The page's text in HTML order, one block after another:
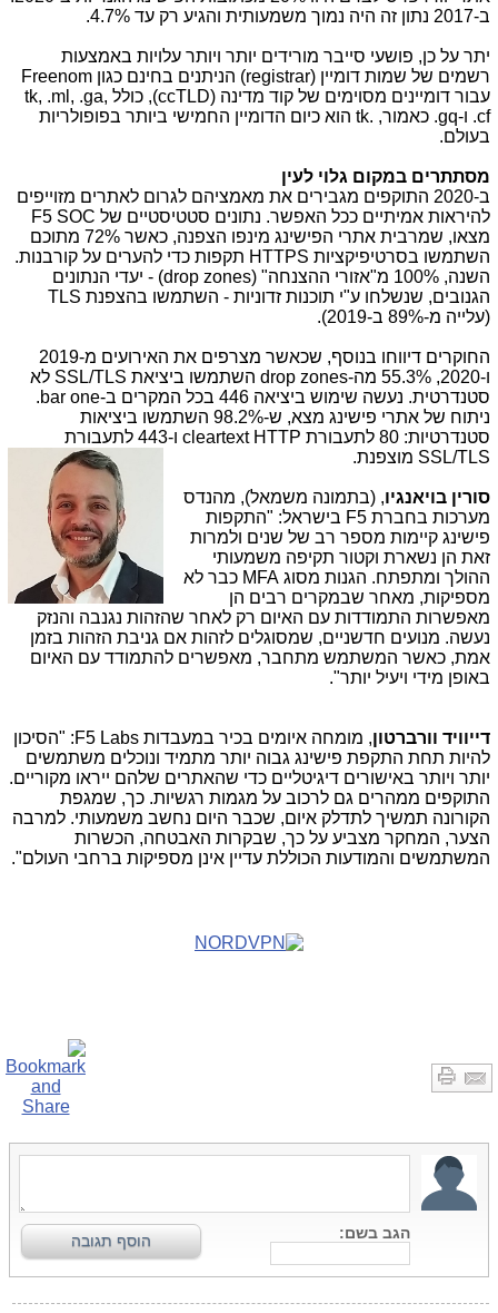
ב-2017 נתון זה היה נמוך משמעותית והגיע רק עד 4.7%.
יתר על כן, פושעי סייבר מורידים יותר ויותר עלויות באמצעות
רשמים של שמות דומיין (registrar) הניתנים בחינם כגון Freenom
עבור דומיינים מסוימים של קוד מדינה (ccTLD), כולל tk, .ml, .ga,
.cf ו-gq. כאמור, .tk הוא כיום הדומיין החמישי ביותר בפופולריות
בעולם.
מסתתרים במקום גלוי לעין
ב-
2020 התוקפים מגבירים את מאמציהם לגרום לאתרים מזוייפים
להיראות אמיתיים ככל האפשר. נתונים סטטיסטיים של F5 SOC
מצאו, שמרבית אתרי הפישינג מינפו הצפנה, כאשר 72% מתוכם
השתמשו בסרטיפיקציות HTTPS תקפות כדי להערים על קורבנות.
השנה, 100% מ"אזורי ההצנחה" (
drop zones) - יעדי הנתונים
הגנובים, שנשלחו ע"י תוכנות זדוניות - השתמשו בהצפנת TLS
(עלייה מ-89% ב-2019).
החוקרים דיווחו בנוסף, שכאשר מצרפים את האירועים מ-2019
ו-2020, 55.3% מה-
drop zones השתמשו ביציאת SSL/TLS לא
סטנדרטית. נעשה שימוש ביציאה 446 בכל המקרים ב-
bar one
.
ניתוח של אתרי פישינג מצא, ש-98.2% השתמשו ביציאות
סטנדרטיות: 80 לתעבורת
cleartext HTTP ו-443 לתעבורת
SSL/TLS מוצפנת.
סורין בויאנגיו, (בתמונה משמאל), מהנדס
מערכות בחברת F5 בישראל: "התקפות
פישינג קיימות מספר רב של שנים ולמרות
זאת הן נשארת וקטור תקיפה משמעותי
ההולך ומתפתח. הגנות מסוג MFA כבר לא
מספיקות, מאחר שבמקרים רבים הן
מאפשרות התמודדות עם האיום רק לאחר שהזהות נגנבה והנזק
נעשה. מנועים חדשניים, שמסוגלים לזהות אם גניבת הזהות בזמן
אמת, כאשר המשתמש מתחבר, מאפשרים להתמודד עם האיום
באופן מידי ויעיל יותר".
דייוויד וורברטון, מומחה איומים בכיר במעבדות F5 Labs: "הסיכון
להיות תחת התקפת פישינג גבוה יותר מתמיד ונוכלים משתמשים
יותר ויותר באישורים דיגיטליים כדי שהאתרים שלהם ייראו מקוריים.
התוקפים ממהרים גם לרכוב על מגמות רגשיות. כך, שמגפת
הקורונה תמשיך לתדלק איום, שכבר היום נחשב משמעותי. למרבה
הצער, המחקר מצביע על כך, שבקרות האבטחה, הכשרות
המשתמשים והמודעות הכוללת עדיין אינן מספיקות ברחבי העולם".